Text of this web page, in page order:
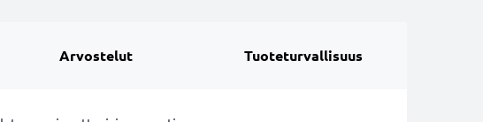
Arvostelut Tuoteturvallisuus